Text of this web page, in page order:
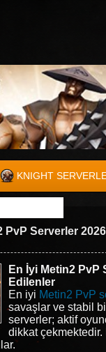
KNIGHT
PvP Serverler
En İyi Metin2 PvP
Edilenler
En iyi Metin2 PvP
savaşlar ve stabil
serverler; aktif
dikkat çekmektedir.